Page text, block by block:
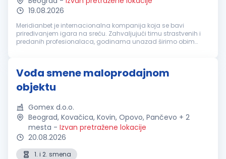
19.08.2026
Meridianbet je internacionalna kompanija koja se bavi
priređivanjem igara na sreću. Zahvaljujući timu strastvenih i
predanih profesionalaca, godinama unazad širimo obim
Vođa smene maloprodajnom
objektu
Gomex d.o.o.
Beograd, Kovačica, Kovin, Opovo, Pančevo + 2
mesta - Izvan pretražene lokacije
20.08.2026
1. i 2. smena